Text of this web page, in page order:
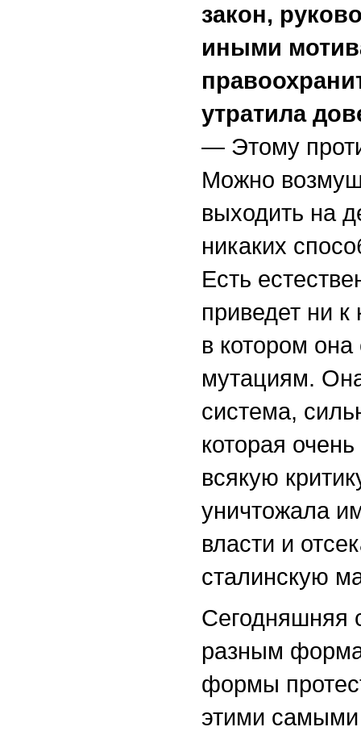
закон,
иными
утратила
— Этому
Можно
выходить на
никаких
Есть
приведет ни
в котором она
мутациям.
система,
которая
всякую
уничтожала
власти и
сталинскую
Сегодняшняя
разным
формы
этими